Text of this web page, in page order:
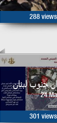
288 views
جنوب لبنان
24
301 views